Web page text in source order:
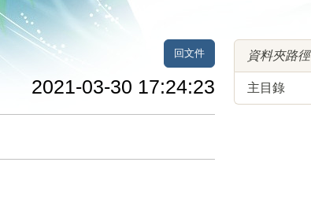
回文件
2021-03-30 17:24:23
資料夾路徑
主目錄